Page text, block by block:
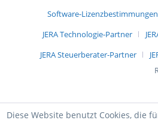
Software-Lizenzbestimmungen
JERA Technologie-Partner
JERA Steuerberater-Partner
Diese Website benutzt Cookies, die